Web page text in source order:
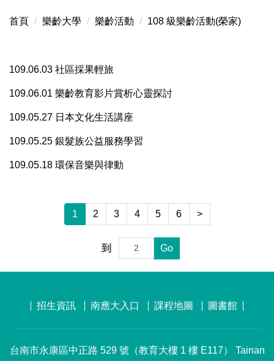
首頁 樂齡大學 樂齡活動 108 級樂齡活動(榮家)
109.06.03 社區採果輕旅
109.06.01 樂齡教育影片賞析心靈探討
109.05.27 日本文化生活講座
109.05.25 銀髮族公益服務學習
109.05.18 環保音樂與律動
1 2 3 4 5 6 >
到 Go
招生資訊 南應大入口 課程地圖 圖書館
台南市永康區中正路 529 號（教育大樓 1 樓 E117） Tainan